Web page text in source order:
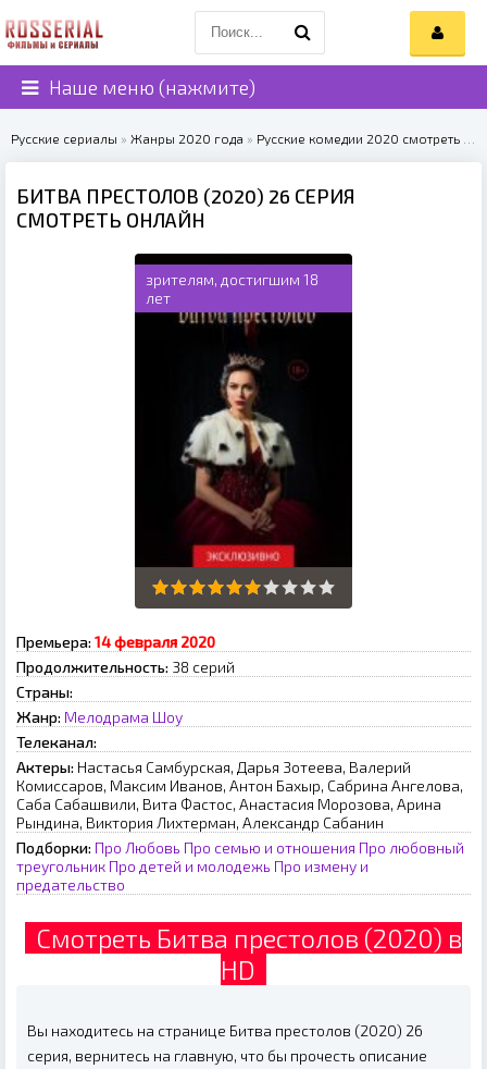
Наше меню (нажмите)
Русские сериалы » Жанры 2020 года » Русские комедии 2020 смотреть онлайн
БИТВА ПРЕСТОЛОВ (2020) 26 СЕРИЯ
СМОТРЕТЬ ОНЛАЙН
зрителям, достигшим 18
лет
Премьера: 14 февраля 2020
Продолжительность: 38 серий
Страны:
Жанр: Мелодрама Шоу
Телеканал:
Актеры: Настасья Самбурская, Дарья Зотеева, Валерий
Комиссаров, Максим Иванов, Антон Бахыр, Сабрина Ангелова,
Саба Сабашвили, Вита Фастос, Анастасия Морозова, Арина
Рындина, Виктория Лихтерман, Александр Сабанин
Подборки: Про Любовь Про семью и отношения Про любовный
треугольник Про детей и молодежь Про измену и
предательство
Смотреть Битва престолов (2020) в
HD
Вы находитесь на странице Битва престолов (2020) 26
серия, вернитесь на главную, что бы прочесть описание